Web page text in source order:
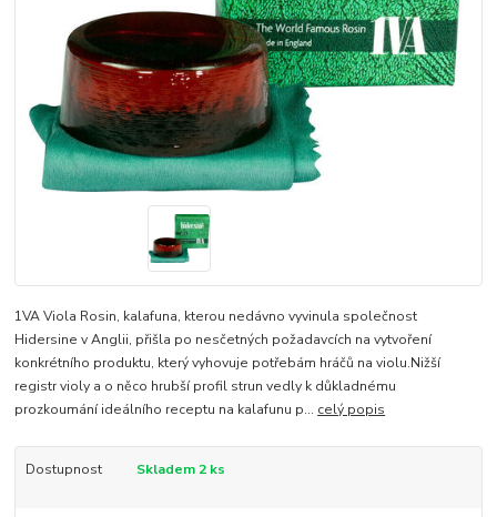
1VA Viola Rosin, kalafuna, kterou nedávno vyvinula společnost
Hidersine v Anglii, přišla po nesčetných požadavcích na vytvoření
konkrétního produktu, který vyhovuje potřebám hráčů na violu.Nižší
registr violy a o něco hrubší profil strun vedly k důkladnému
prozkoumání ideálního receptu na kalafunu p... celý popis
Dostupnost Skladem 2 ks